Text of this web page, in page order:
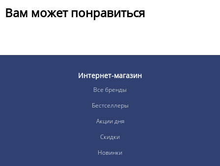
Вам может понравиться
Интернет-магазин
Все бренды
Бестселлеры
Акции дня
Скидки
Новинки